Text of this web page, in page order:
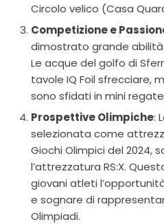
Circolo velico (Casa
Competizione e
dimostrato grande
Le acque del golfo di
tavole IQ Foil sfrecciare,
sono sfidati in mini
Prospettive Olimpiche:
selezionata come
Giochi Olimpici del 2024,
l’attrezzatura RS:X.
giovani atleti
e sognare di
Olimpiadi.